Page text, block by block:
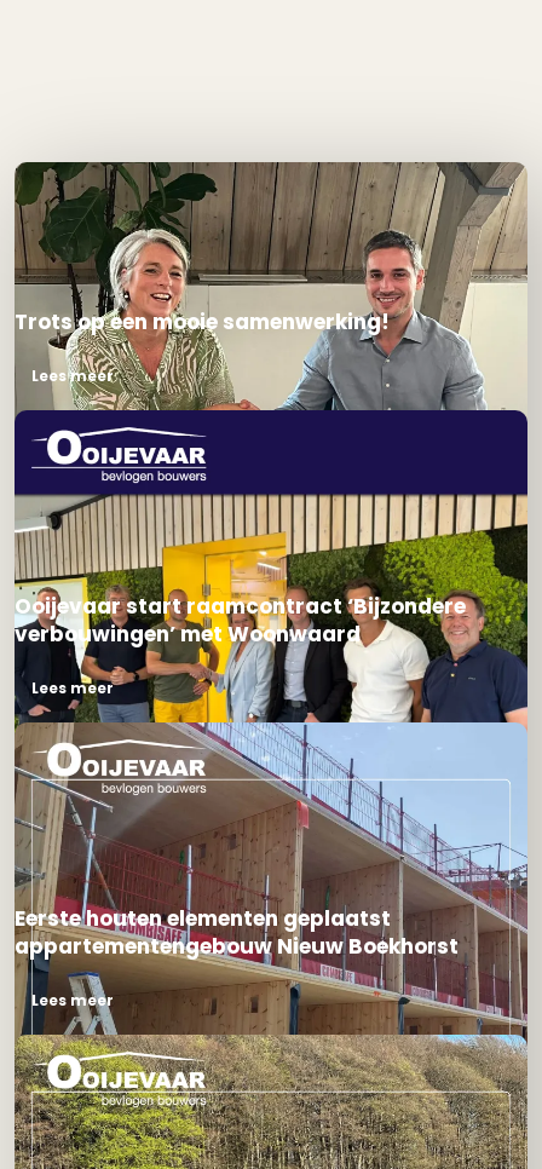
Trots op een mooie samenwerking!
Lees meer
Ooijevaar start raamcontract ‘Bijzondere
verbouwingen’ met Woonwaard
Lees meer
Eerste houten elementen geplaatst
appartementengebouw Nieuw Boekhorst
Lees meer